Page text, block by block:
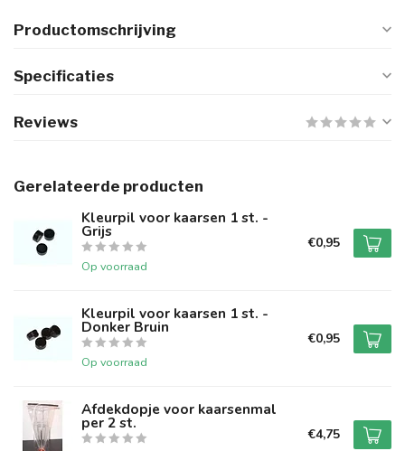
Productomschrijving
Specificaties
Reviews
Gerelateerde producten
Kleurpil voor kaarsen 1 st. -
Grijs
Op voorraad
€0,95
Kleurpil voor kaarsen 1 st. -
Donker Bruin
Op voorraad
€0,95
Afdekdopje voor kaarsenmal
per 2 st.
€4,75